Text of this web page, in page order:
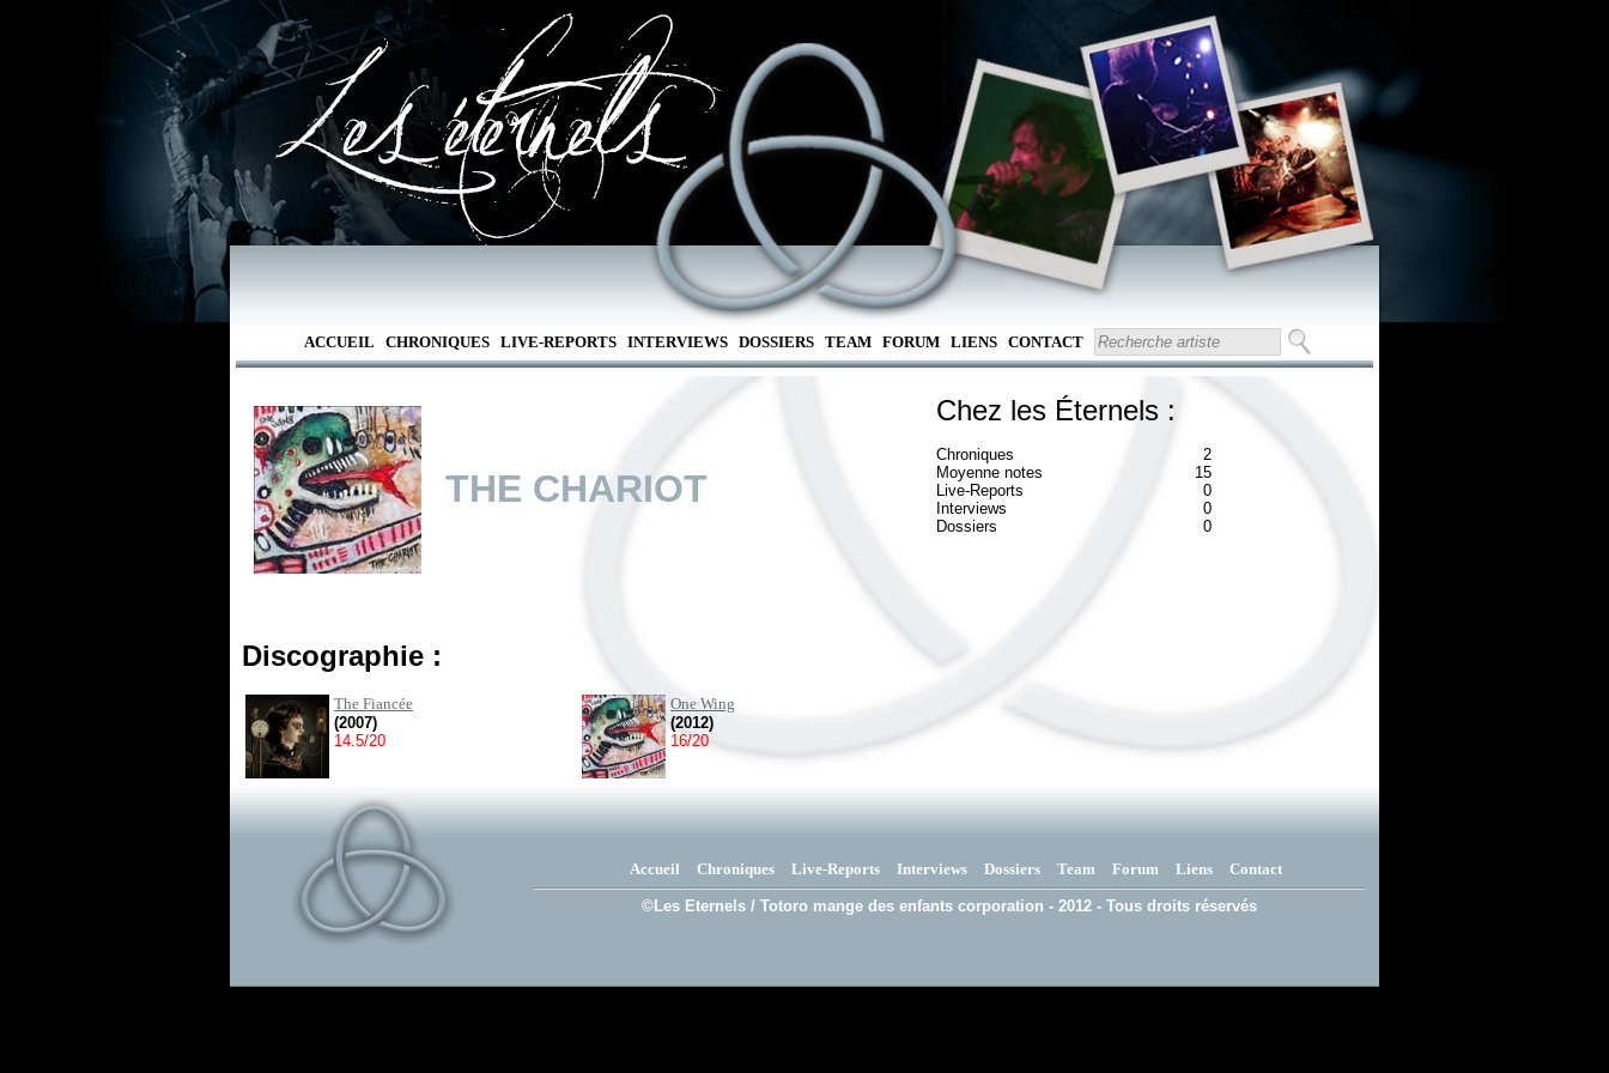
ACCUEIL CHRONIQUES LIVE-REPORTS INTERVIEWS DOSSIERS TEAM FORUM LIENS CONTACT
THE CHARIOT
Chez les Éternels :
Chroniques
2
Moyenne notes
15
Live-Reports
0
Interviews
0
Dossiers
0
Discographie :
The Fiancée
(2007)
14.5/20
One Wing
(2012)
16/20
Accueil Chroniques Live-Reports Interviews Dossiers Team Forum Liens Contact
©Les Eternels / Totoro mange des enfants corporation - 2012 - Tous droits réservés